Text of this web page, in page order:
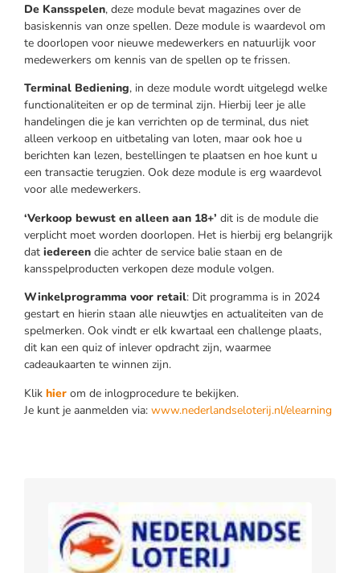
De Kansspelen, deze module bevat magazines over de
basiskennis van onze spellen. Deze module is waardevol om
te doorlopen voor nieuwe medewerkers en natuurlijk voor
medewerkers om kennis van de spellen op te frissen.
Terminal Bediening, in deze module wordt uitgelegd welke
functionaliteiten er op de terminal zijn. Hierbij leer je alle
handelingen die je kan verrichten op de terminal, dus niet
alleen verkoop en uitbetaling van loten, maar ook hoe u
berichten kan lezen, bestellingen te plaatsen en hoe kunt u
een transactie terugzien. Ook deze module is erg waardevol
voor alle medewerkers.
‘Verkoop bewust en alleen aan 18+’ dit is de module die
verplicht moet worden doorlopen. Het is hierbij erg belangrijk
dat iedereen die achter de service balie staan en de
kansspelproducten verkopen deze module volgen.
Winkelprogramma voor retail: Dit programma is in 2024
gestart en hierin staan alle nieuwtjes en actualiteiten van de
spelmerken. Ook vindt er elk kwartaal een challenge plaats,
dit kan een quiz of inlever opdracht zijn, waarmee
cadeaukaarten te winnen zijn.
Klik hier om de inlogprocedure te bekijken.
Je kunt je aanmelden via: www.nederlandseloterij.nl/elearning